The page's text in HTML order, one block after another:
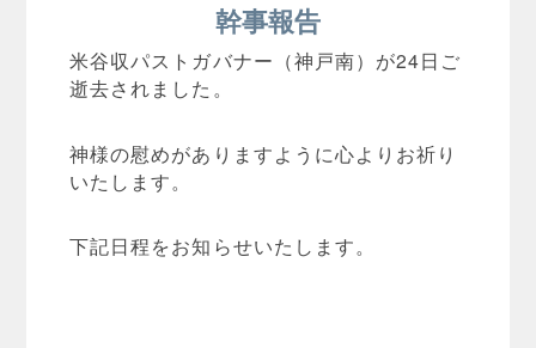
幹事報告
米谷収パストガバナー（神戸南）が24日ご
逝去されました。
神様の慰めがありますように心よりお祈り
いたします。
下記日程をお知らせいたします。